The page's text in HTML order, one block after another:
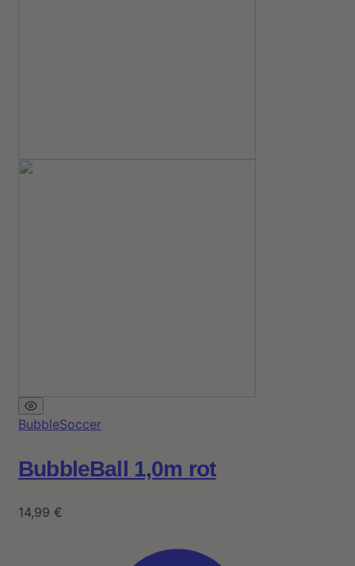
BubbleSoccer
BubbleBall 1,0m rot
14,99 €